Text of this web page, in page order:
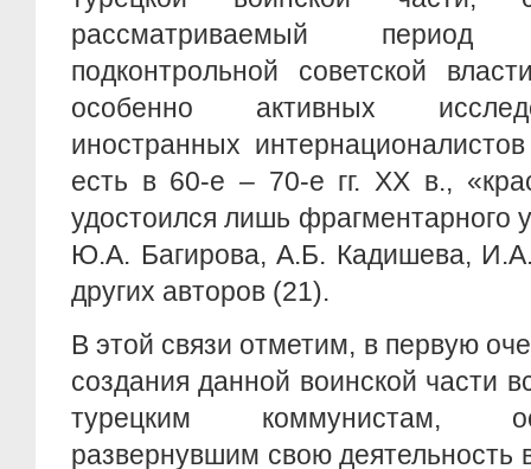
рассматриваемый
подконтрольной советской
особенно активных
иностранных
есть в 60-е – 70-е гг. XX в.,
удостоился лишь фрагментарного
Ю.А. Багирова, А.Б. Кадишева,
других авторов (21).
В этой связи отметим, в первую
создания данной воинской части
турецким коммунистам,
развернувшим свою деятельность